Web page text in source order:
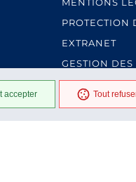
accepter Tout
PROTECTION
EXTRANET
GESTION DES